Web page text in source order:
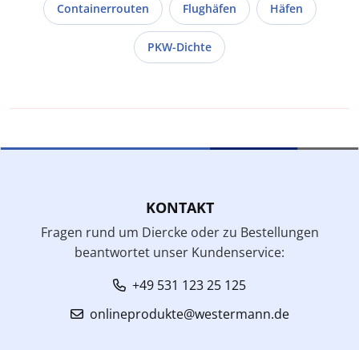
Containerrouten Flughäfen Häfen
PKW-Dichte
KONTAKT
Fragen rund um Diercke oder zu Bestellungen
beantwortet unser Kundenservice:
+49 531 123 25 125
onlineprodukte@westermann.de